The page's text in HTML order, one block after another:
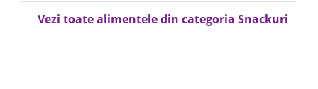
Vezi toate alimentele din categoria Snackuri